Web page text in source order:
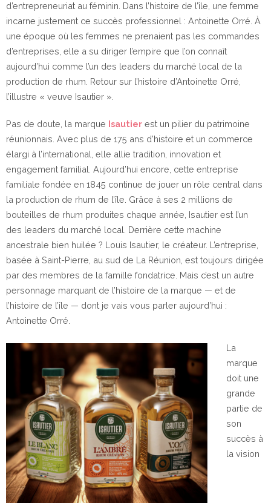
d’entrepreneuriat au féminin. Dans l’histoire de l’île, une femme
incarne justement ce succès professionnel : Antoinette Orré. À
une époque où les femmes ne prenaient pas les commandes
d’entreprises, elle a su diriger l’empire que l’on connaît
aujourd’hui comme l’un des leaders du marché local de la
production de rhum. Retour sur l’histoire d’Antoinette Orré,
l’illustre « veuve Isautier ».
Pas de doute, la marque Isautier est un pilier du patrimoine
réunionnais. Avec plus de 175 ans d’histoire et un commerce
élargi à l’international, elle allie tradition, innovation et
engagement familial. Aujourd’hui encore, cette entreprise
familiale fondée en 1845 continue de jouer un rôle central dans
la production de rhum de l’île. Grâce à ses 2 millions de
bouteilles de rhum produites chaque année, Isautier est l’un
des leaders du marché local. Derrière cette machine
ancestrale bien huilée ? Louis Isautier, le créateur. L’entreprise,
basée à Saint-Pierre, au sud de La Réunion, est toujours dirigée
par des membres de la famille fondatrice. Mais c’est un autre
personnage marquant de l’histoire de la marque — et de
l’histoire de l’île — dont je vais vous parler aujourd’hui :
Antoinette Orré.
La
marque
doit une
grande
partie de
son
succès à
la vision